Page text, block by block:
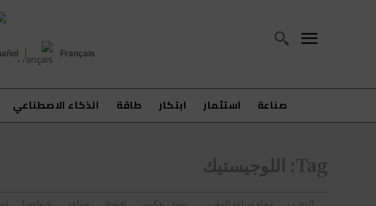
Français
صناعة استثمار ابتكار طاقة الذكاء الاصطناعي
Tag: اللوجيستيك
المغرب مجلة صناعة المغرب يوسف يعكوبي اقتصاد صناعة تكنولوجيا